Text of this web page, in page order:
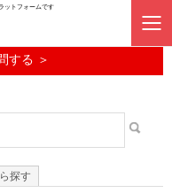
ットフォームです
する ＞
探す